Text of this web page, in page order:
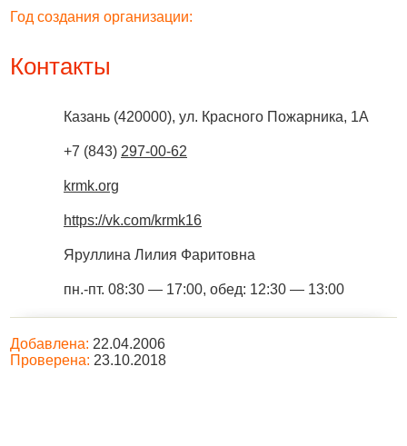
Год создания организации:
Контакты
Казань (420000), ул. Красного Пожарника, 1А
+7 (843) 297-00-62
krmk.org
https://vk.com/krmk16
Яруллина Лилия Фаритовна
пн.-пт. 08:30 — 17:00, обед: 12:30 — 13:00
Добавлена: 22.04.2006
Проверена: 23.10.2018